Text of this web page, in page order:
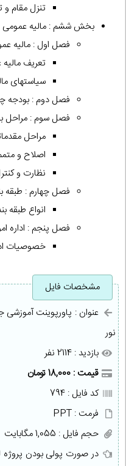
تنزل مقام و
بخش ششم : مالیه عمومی
فصل اول : مالیه
تعریف
سیاستهای
فصل دوم : بودجه
فصل سوم : مراحل
مراحل
اصلاح و
نظارت و
فصل چهارم : طبقه
انواع طبقه
فصل پنجم : اداره
خصوصیات
مشخصات فایل
عنوان : پاورپوینت آموزشی
نور
بازدید : 2114 نفر
قیمت : 18,000 تومان
کد فایل : 794
فرمت : PPT
حجم فایل : 1,055 مگابایت
در صورت پولی بودن پروژه